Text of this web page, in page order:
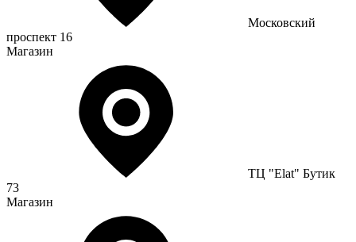
Московский
проспект 16
Магазин
ТЦ "Elat" Бутик
73
Магазин